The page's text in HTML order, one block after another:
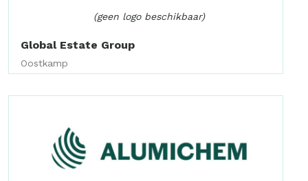
(geen logo beschikbaar)
Global Estate Group
Oostkamp